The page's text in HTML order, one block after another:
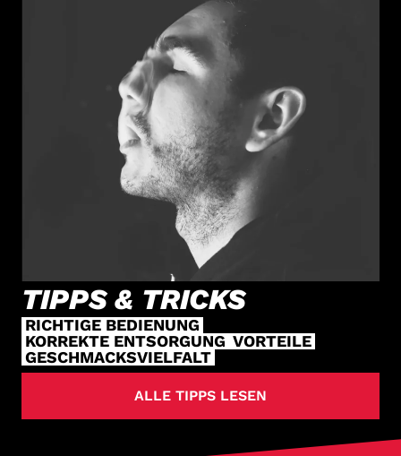
TIPPS & TRICKS
RICHTIGE BEDIENUNG
KORREKTE ENTSORGUNG VORTEILE
GESCHMACKSVIELFALT
ALLE TIPPS LESEN